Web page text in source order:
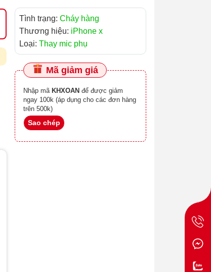
Tình trạng: Cháy hàng
Thương hiệu: iPhone x
Loại: Thay mic phụ
Mã giảm giá
Nhập mã KHXOAN
ngay 100k (áp dụng cho các đơn hàng
trên 500k)
Sao chép